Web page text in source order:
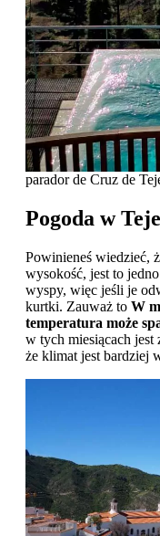
parador de Cruz de
Pogoda w
Powinieneś wiedzieć,
wysokość, jest to
wyspy, więc jeśli je
kurtki. Zauważ to W
temperatura może
w tych miesiącach
że ​​klimat jest bardziej